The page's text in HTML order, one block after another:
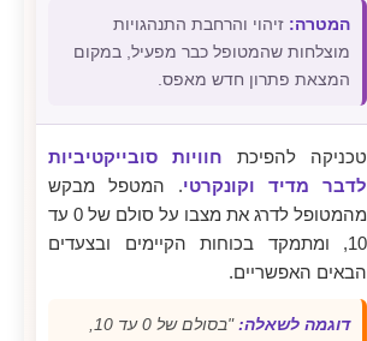
המטרה: זיהוי והרחבת התנהגויות
מוצלחות שהמטופל כבר מפעיל, במקום
המצאת פתרון חדש מאפס.
טכניקה להפיכת חוויות סובייקטיביות
לדבר מדיד וקונקרטי. המטפל מבקש
מהמטופל לדרג את מצבו על סולם של 0 עד
10, ומתמקד בכוחות הקיימים ובצעדים
הבאים האפשריים.
דוגמה לשאלה: